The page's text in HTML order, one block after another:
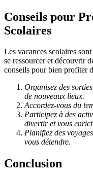
Conseils pour
Scolaires
Les vacances scolaires
se ressourcer et découvrir
conseils pour bien profiter
Organisez des
de nouveaux lieux.
Accordez-vous du
Participez à des
divertir et vous
Planifiez des
vous détendre.
Conclusion